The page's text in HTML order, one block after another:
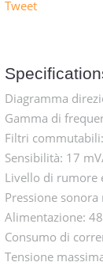
Tweet
Diagramma
Gamma di
Filtri
Sensibilità: 17
Livello di rumore
Pressione sonora
Alimentazione:
Consumo di
Tensione